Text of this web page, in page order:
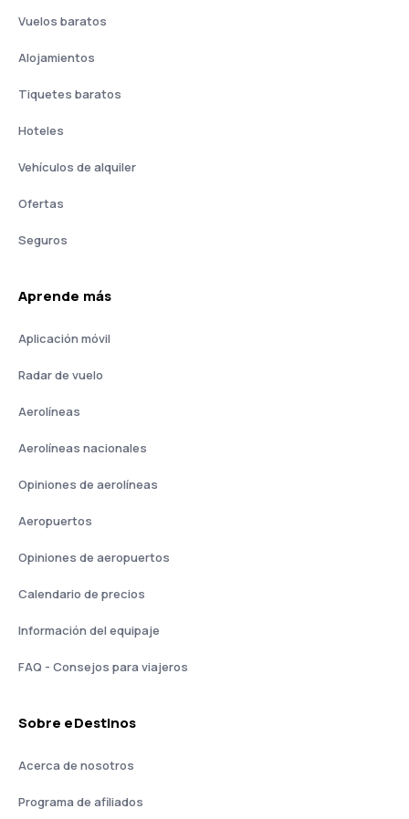
Vuelos baratos
Alojamientos
Tiquetes baratos
Hoteles
Vehículos de alquiler
Ofertas
Seguros
Aprende más
Aplicación móvil
Radar de vuelo
Aerolíneas
Aerolíneas nacionales
Opiniones de aerolíneas
Aeropuertos
Opiniones de aeropuertos
Calendario de precios
Información del equipaje
FAQ - Consejos para viajeros
Sobre eDestinos
Acerca de nosotros
Programa de afiliados